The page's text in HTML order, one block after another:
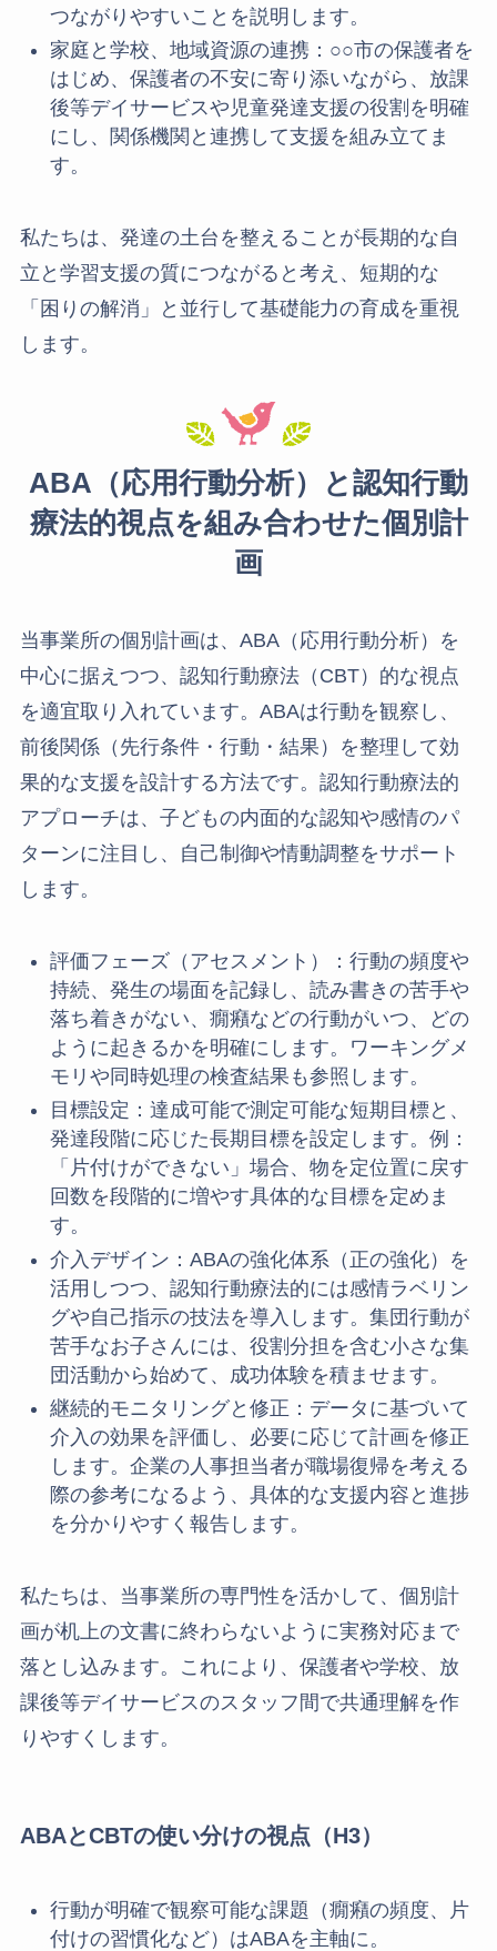
つながりやすいことを説明します。
家庭と学校、地域資源の連携：○○市の保護者を
はじめ、保護者の不安に寄り添いながら、放課
後等デイサービスや児童発達支援の役割を明確
にし、関係機関と連携して支援を組み立てま
す。
私たちは、発達の土台を整えることが長期的な自
立と学習支援の質につながると考え、短期的な
「困りの解消」と並行して基礎能力の育成を重視
します。
ABA（応用行動分析）と認知行動
療法的視点を組み合わせた個別計
画
当事業所の個別計画は、ABA（応用行動分析）を
中心に据えつつ、認知行動療法（CBT）的な視点
を適宜取り入れています。ABAは行動を観察し、
前後関係（先行条件・行動・結果）を整理して効
果的な支援を設計する方法です。認知行動療法的
アプローチは、子どもの内面的な認知や感情のパ
ターンに注目し、自己制御や情動調整をサポート
します。
評価フェーズ（アセスメント）：行動の頻度や
持続、発生の場面を記録し、読み書きの苦手や
落ち着きがない、癇癪などの行動がいつ、どの
ように起きるかを明確にします。ワーキングメ
モリや同時処理の検査結果も参照します。
目標設定：達成可能で測定可能な短期目標と、
発達段階に応じた長期目標を設定します。例：
「片付けができない」場合、物を定位置に戻す
回数を段階的に増やす具体的な目標を定めま
す。
介入デザイン：ABAの強化体系（正の強化）を
活用しつつ、認知行動療法的には感情ラベリン
グや自己指示の技法を導入します。集団行動が
苦手なお子さんには、役割分担を含む小さな集
団活動から始めて、成功体験を積ませます。
継続的モニタリングと修正：データに基づいて
介入の効果を評価し、必要に応じて計画を修正
します。企業の人事担当者が職場復帰を考える
際の参考になるよう、具体的な支援内容と進捗
を分かりやすく報告します。
私たちは、当事業所の専門性を活かして、個別計
画が机上の文書に終わらないように実務対応まで
落とし込みます。これにより、保護者や学校、放
課後等デイサービスのスタッフ間で共通理解を作
りやすくします。
ABAとCBTの使い分けの視点（H3）
行動が明確で観察可能な課題（癇癪の頻度、片
付けの習慣化など）はABAを主軸に。